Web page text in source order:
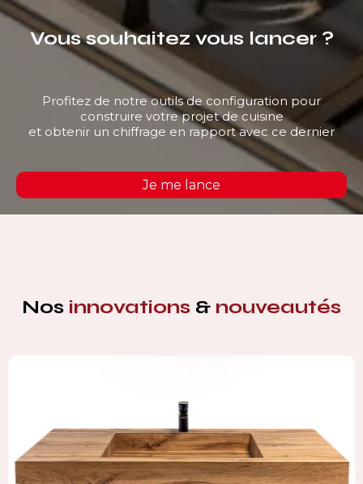
Vous souhaitez vous lancer ?
Profitez de notre outils de configuration pour
construire votre projet de cuisine
et obtenir un chiffrage en rapport avec ce dernier
Je me lance
Nos innovations & nouveautés